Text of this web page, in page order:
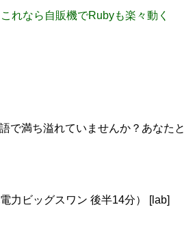
れなら自販機でRubyも楽々動く
で満ち溢れていませんか？あなたと
力ビッグスワン 後半14分） [lab]